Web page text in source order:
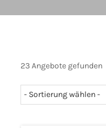
23 Angebote gefunden